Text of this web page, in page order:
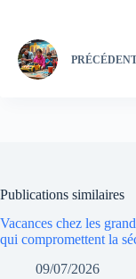
Publications similaires
Vacances chez les
qui compromettent la
09/07/2026